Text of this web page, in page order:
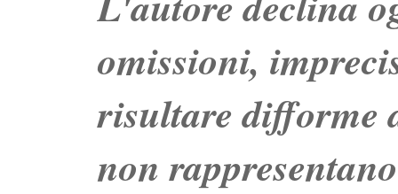
omissioni,
risultare difforme
non